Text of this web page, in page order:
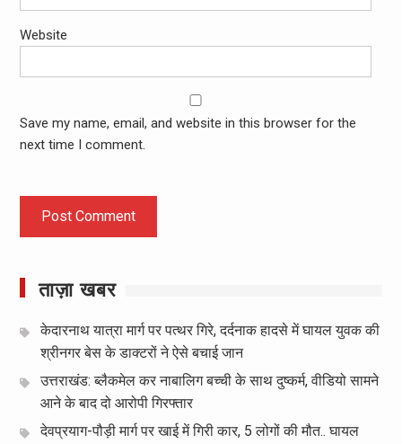
Website
Save my name, email, and website in this browser for the
next time I comment.
ताज़ा खबर
केदारनाथ यात्रा मार्ग पर पत्थर गिरे, दर्दनाक हादसे में घायल युवक की
श्रीनगर बेस के डाक्टरों ने ऐसे बचाई जान
उत्तराखंड: ब्लैकमेल कर नाबालिग बच्ची के साथ दुष्कर्म, वीडियो सामने
आने के बाद दो आरोपी गिरफ्तार
देवप्रयाग-पौड़ी मार्ग पर खाई में गिरी कार, 5 लोगों की मौत.. घायल